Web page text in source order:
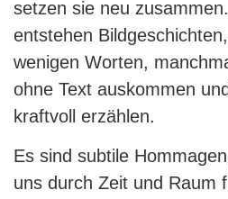
setzen sie neu zusammen.
entstehen
wenigen Worten,
ohne Textauskommen
kraftvoll erzählen.
Es sind subtile
uns durch Zeit und Raum